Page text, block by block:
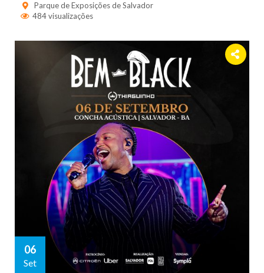
Parque de Exposições de Salvador
484 visualizações
06
Set